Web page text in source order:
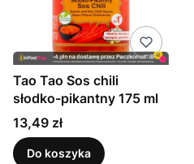
Tao Tao Sos chili
słodko-pikantny 175 ml
Cena
13,49 zł
Do koszyka